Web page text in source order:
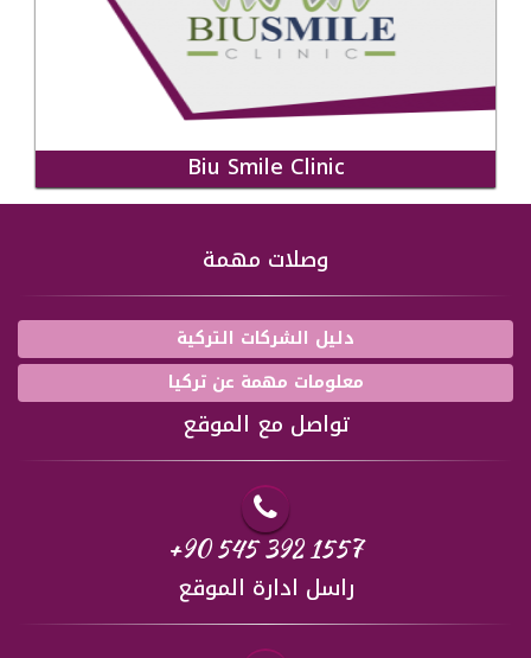
Biu Smile Clinic
وصلات مهمة
دليل الشركات التركية
معلومات مهمة عن تركيا
تواصل مع الموقع
+90 545 392 1557
راسل ادارة الموقع